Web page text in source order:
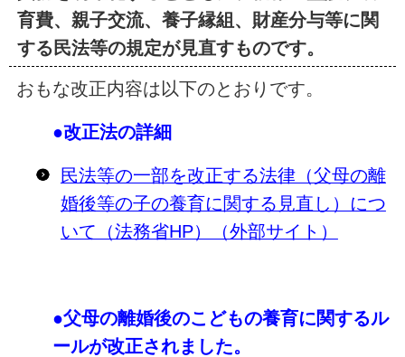
育費、親子交流、養子縁組、財産分与等に関
する民法等の規定が見直すものです。
おもな改正内容は以下のとおりです。
●改正法の詳細
民法等の一部を改正する法律（父母の離
婚後等の子の養育に関する見直し）につ
いて（法務省HP）（外部サイト）
●父母の離婚後のこどもの養育に関するル
ールが改正されました。